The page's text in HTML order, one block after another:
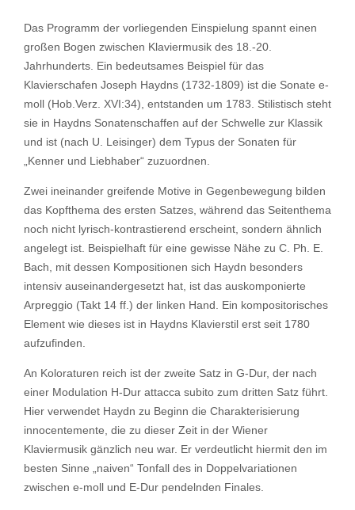
Das Programm der vorliegenden Einspielung spannt einen
großen Bogen zwischen Klaviermusik des 18.-20.
Jahrhunderts. Ein bedeutsames Beispiel für das
Klavierschafen Joseph Haydns (1732-1809) ist die Sonate e-
moll (Hob.Verz. XVI:34), entstanden um 1783. Stilistisch steht
sie in Haydns Sonatenschaffen auf der Schwelle zur Klassik
und ist (nach U. Leisinger) dem Typus der Sonaten für
„Kenner und Liebhaber“ zuzuordnen.
Zwei ineinander greifende Motive in Gegenbewegung bilden
das Kopfthema des ersten Satzes, während das Seitenthema
noch nicht lyrisch-kontrastierend erscheint, sondern ähnlich
angelegt ist. Beispielhaft für eine gewisse Nähe zu C. Ph. E.
Bach, mit dessen Kompositionen sich Haydn besonders
intensiv auseinandergesetzt hat, ist das auskomponierte
Arpreggio (Takt 14 ff.) der linken Hand. Ein kompositorisches
Element wie dieses ist in Haydns Klavierstil erst seit 1780
aufzufinden.
An Koloraturen reich ist der zweite Satz in G-Dur, der nach
einer Modulation H-Dur attacca subito zum dritten Satz führt.
Hier verwendet Haydn zu Beginn die Charakterisierung
innocentemente, die zu dieser Zeit in der Wiener
Klaviermusik gänzlich neu war. Er verdeutlicht hiermit den im
besten Sinne „naiven“ Tonfall des in Doppelvariationen
zwischen e-moll und E-Dur pendelnden Finales.